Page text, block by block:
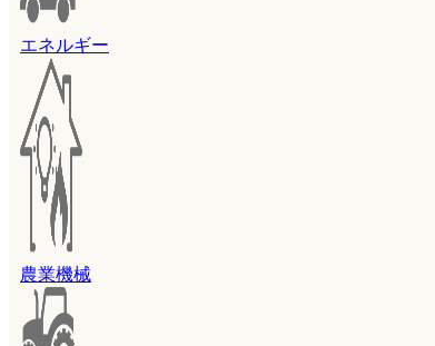
エネルギー
農業機械